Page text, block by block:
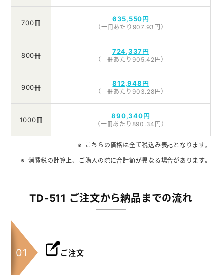
700冊 635,550円
（一冊あたり907.93円）
800冊 724,337円
（一冊あたり905.42円）
900冊 812,948円
（一冊あたり903.28円）
1000冊 890,340円
（一冊あたり890.34円）
こちらの価格は全て税込み表記となります。
消費税の計算上、ご購入の際に合計額が異なる場合があります。
TD-511 ご注文から納品までの流れ
ご注文